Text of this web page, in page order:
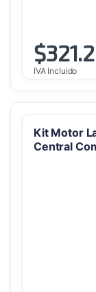
$
IVA Incluido
Kit Motor
Central